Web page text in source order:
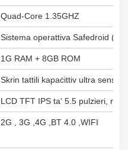
Quad-Core 1.35GHZ
Sistema operattiva Safedroid
1G RAM + 8GB ROM
Skrin tattili kapaċittiv ultra
LCD TFT IPS ta' 5.5 pulzieri,
2G , 3G ,4G ,BT 4.0 ,WIFI